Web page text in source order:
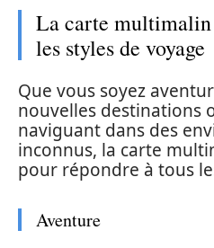
La carte
les styles de voyage
Que vous soyez
nouvelles destinations
naviguant dans des
inconnus, la carte
pour répondre à tous
Aventure